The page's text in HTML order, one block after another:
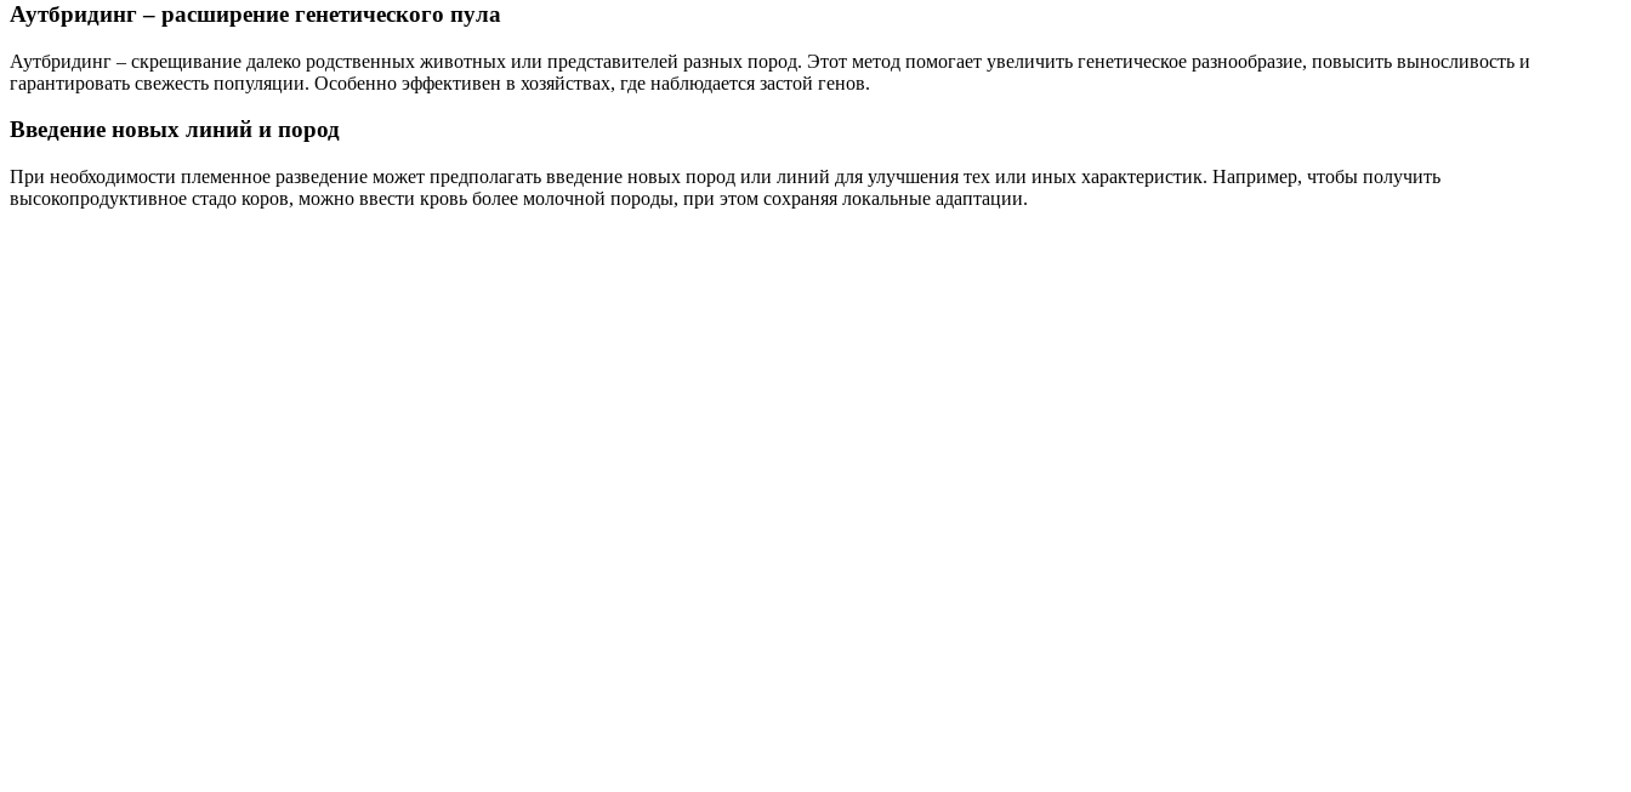
Аутбридинг – расширение генетического пула
Аутбридинг – скрещивание далеко родственных животных или представителей разных пород. Этот метод помогает увеличить генетическое разнообразие, повысить выносливость и
гарантировать свежесть популяции. Особенно эффективен в хозяйствах, где наблюдается застой генов.
Введение новых линий и пород
При необходимости племенное разведение может предполагать введение новых пород или линий для улучшения тех или иных характеристик. Например, чтобы получить
высокопродуктивное стадо коров, можно ввести кровь более молочной породы, при этом сохраняя локальные адаптации.